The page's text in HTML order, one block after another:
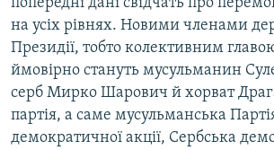
КТАТ
ДОЛУЧАЙСЯ!
на усіх рівнях. Новими членами
Президії, тобто колективним
ймовірно стануть мусульманин
серб Мирко Шарович й хорват
партія, а саме мусульманська
демократичної акції, Сербська